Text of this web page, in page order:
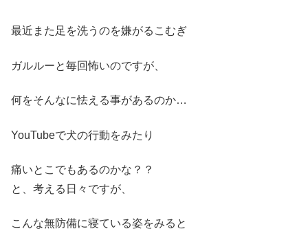
最近また足を洗うのを嫌がるこむぎ
ガルルーと毎回怖いのですが、
何をそんなに怯える事があるのか…
YouTubeで犬の行動をみたり
痛いとこでもあるのかな？？
と、考える日々ですが、
こんな無防備に寝ている姿をみると